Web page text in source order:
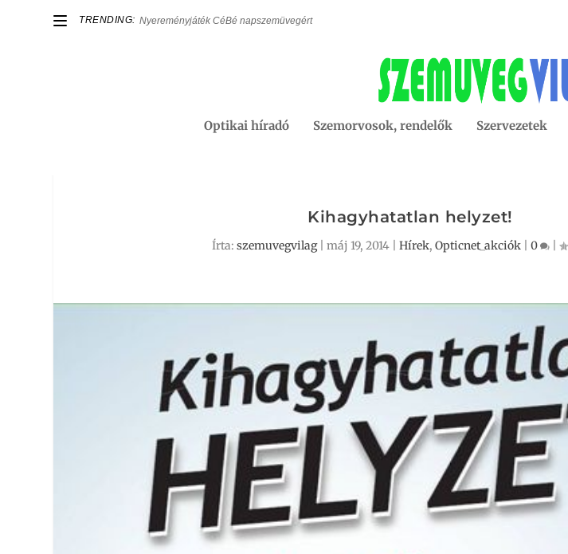
TRENDING: Nyereményjáték CéBé napszemüvegért
Optikai híradó Szemorvosok, rendelők Szervezetek
Kihagyhatatlan helyzet!
Írta: szemuvegvilag| máj 19, 2014| Hírek, Opticnet_akciók| 0 |